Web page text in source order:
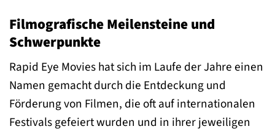
Filmografische Meilensteine und
Schwerpunkte
Rapid Eye Movies hat sich im Laufe der Jahre einen
Namen gemacht durch die Entdeckung und
Förderung von Filmen, die oft auf internationalen
Festivals gefeiert wurden und in ihrer jeweiligen